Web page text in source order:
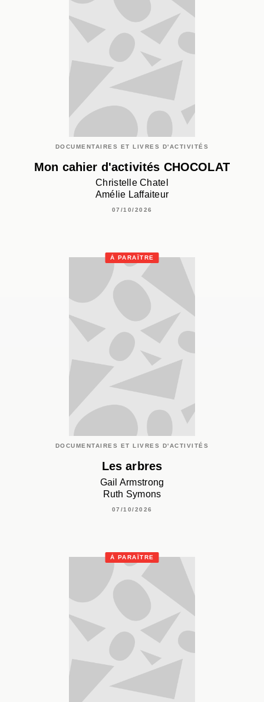
DOCUMENTAIRES ET LIVRES D'ACTIVITÉS
Mon cahier d'activités CHOCOLAT
Christelle Chatel
Amélie Laffaiteur
07/10/2026
À PARAÎTRE
DOCUMENTAIRES ET LIVRES D'ACTIVITÉS
Les arbres
Gail Armstrong
Ruth Symons
07/10/2026
À PARAÎTRE